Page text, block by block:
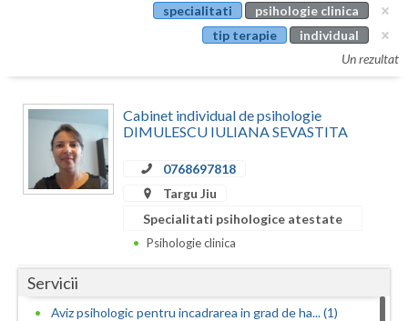
Calarasi
Caras-Severin
Covasna
Dambovita
specialitati
psihologie clinica
tip terapie
individual
Un rezultat
Cabinet individual de psihologie
DIMULESCU IULIANA SEVASTITA
0768697818
Targu Jiu
Specialitati psihologice atestate
Psihologie clinica
Servicii
Aviz psihologic pentru incadrarea in grad de ha... (1)